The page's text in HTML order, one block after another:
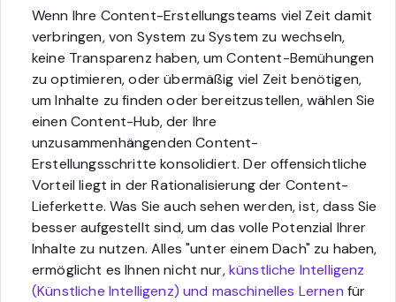
Wenn Ihre Content-Erstellungsteams viel Zeit damit
verbringen, von System zu System zu wechseln,
keine Transparenz haben, um Content-Bemühungen
zu optimieren, oder übermäßig viel Zeit benötigen,
um Inhalte zu finden oder bereitzustellen, wählen Sie
einen Content-Hub, der Ihre
unzusammenhängenden Content-
Erstellungsschritte konsolidiert. Der offensichtliche
Vorteil liegt in der Rationalisierung der Content-
Lieferkette. Was Sie auch sehen werden, ist, dass Sie
besser aufgestellt sind, um das volle Potenzial Ihrer
Inhalte zu nutzen. Alles "unter einem Dach" zu haben,
ermöglicht es Ihnen nicht nur,künstliche Intelligenz
(Künstliche Intelligenz) und maschinelles Lernen für